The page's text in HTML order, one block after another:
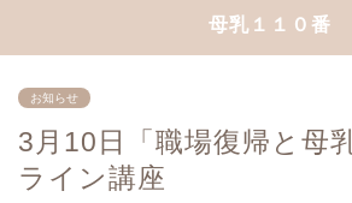
母乳１１０番
お知らせ
3月10日「職場復帰と母
ライン講座